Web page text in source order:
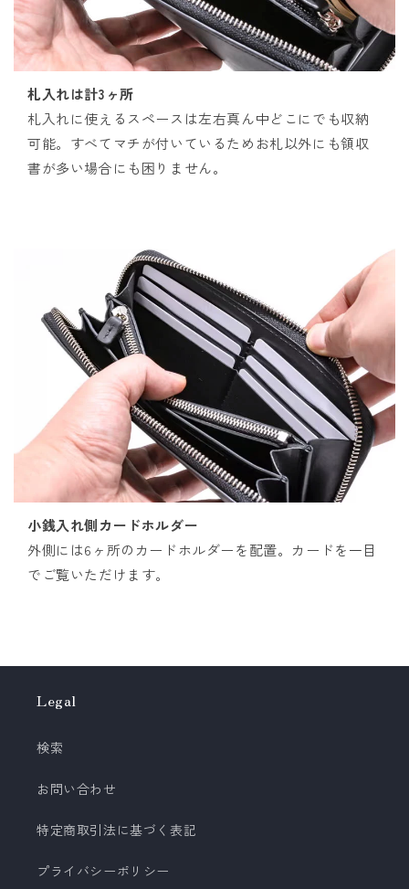
札入れは計3ヶ所
札入れに使えるスペースは左右真ん中どこにでも収納
可能。すべてマチが付いているためお札以外にも領収
書が多い場合にも困りません。
小銭入れ側カードホルダー
外側には6ヶ所のカードホルダーを配置。カードを一目
でご覧いただけます。
Legal
検索
お問い合わせ
特定商取引法に基づく表記
プライバシーポリシー